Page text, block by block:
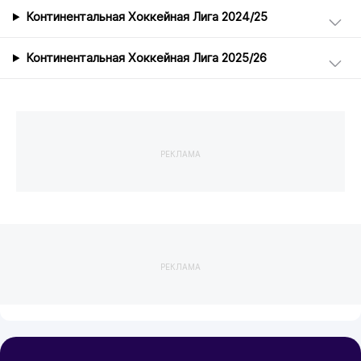
Континентальная Хоккейная Лига 2024/25
Континентальная Хоккейная Лига 2025/26
РЕКЛАМА
РЕКЛАМА